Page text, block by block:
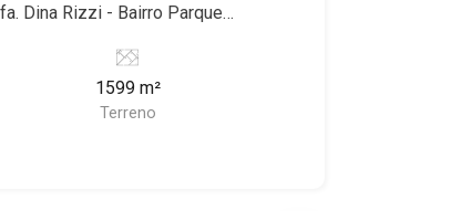
Dina Rizzi - Bairro Parque
imóvel que a Martinelli
selecionou para você: -
1599 m²
Terreno